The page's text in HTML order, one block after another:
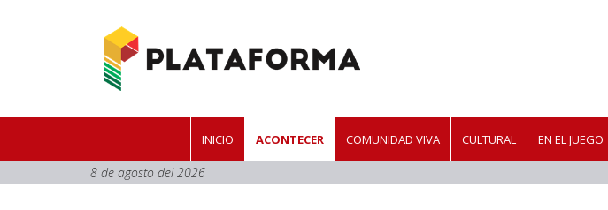
INICIO ACONTECER COMUNIDAD VIVA CULTURAL EN EL JUEGO
8 de agosto del 2026